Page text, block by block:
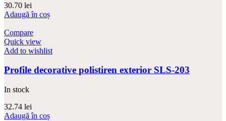
30.70 lei
Adaugă în coș
Compare
Quick view
Add to wishlist
Profile decorative polistiren exterior SLS-203
In stock
32.74 lei
Adaugă în coș